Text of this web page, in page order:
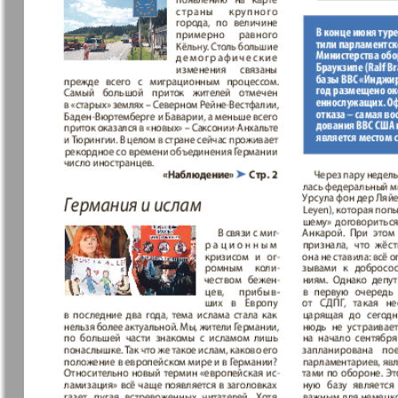
37
43
55
7плюс7я Авангард
Антенна
факты
Будь
Вечерняя газета
Вечное
Германия плюс Диалог